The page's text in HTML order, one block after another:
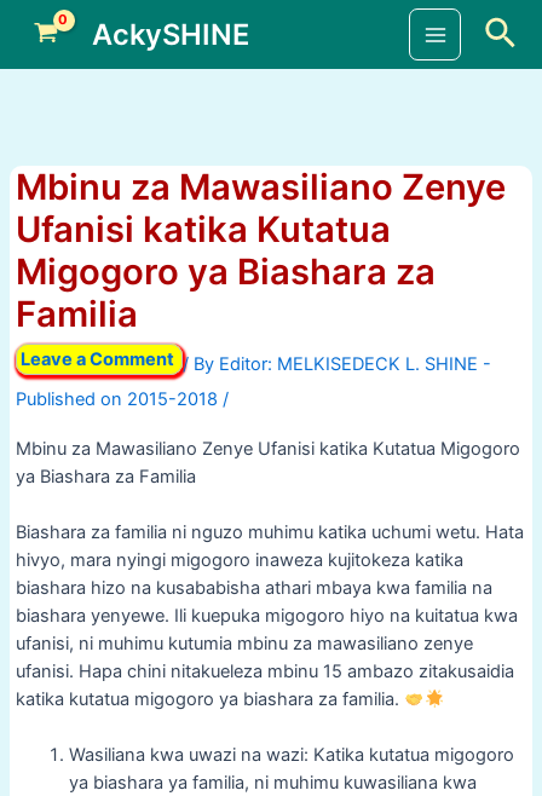
content
AckySHINE
Main
Mbinu za Mawasiliano Zenye
Ufanisi katika Kutatua
Migogoro ya Biashara za
Familia
Leave a Comment / By
/
Mbinu za Mawasiliano Zenye Ufanisi katika Kutatua Migogoro
ya Biashara za Familia
Biashara za familia ni nguzo muhimu katika uchumi wetu. Hata
hivyo, mara nyingi migogoro inaweza kujitokeza katika
biashara hizo na kusababisha athari mbaya kwa familia na
biashara yenyewe. Ili kuepuka migogoro hiyo na kuitatua kwa
ufanisi, ni muhimu kutumia mbinu za mawasiliano zenye
ufanisi. Hapa chini nitakueleza mbinu 15 ambazo zitakusaidia
katika kutatua migogoro ya biashara za familia.
Wasiliana kwa uwazi na wazi: Katika kutatua migogoro
ya biashara ya familia, ni muhimu kuwasiliana kwa